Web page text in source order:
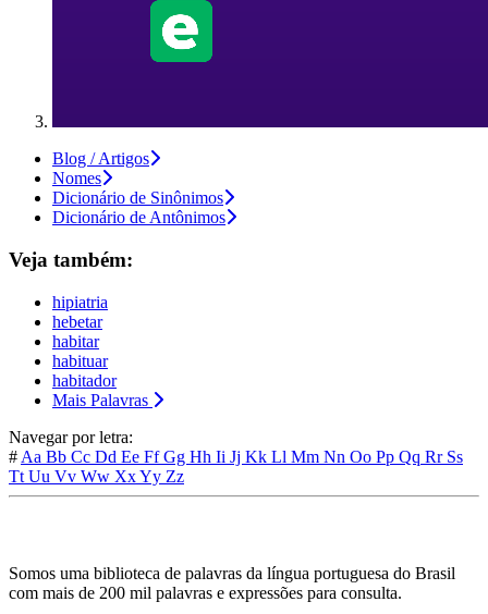
Blog / Artigos
Nomes
Dicionário de Sinônimos
Dicionário de Antônimos
Veja também:
hipiatria
hebetar
habitar
habituar
habitador
Mais Palavras
Navegar por letra:
# Aa Bb Cc Dd Ee FfGg Hh Ii Jj Kk Ll Mm Nn Oo Pp Qq Rr Ss
Tt Uu Vv Ww XxYy Zz
Somos uma biblioteca de palavras da língua portuguesa do Brasil
com mais de 200 mil palavras e expressões para consulta.